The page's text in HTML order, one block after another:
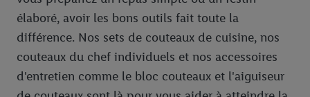
élaboré, avoir les bons outils fait toute la
différence. Nos sets de couteaux de cuisine, nos
couteaux du chef individuels et nos accessoires
d'entretien comme le bloc couteaux et l'aiguiseur